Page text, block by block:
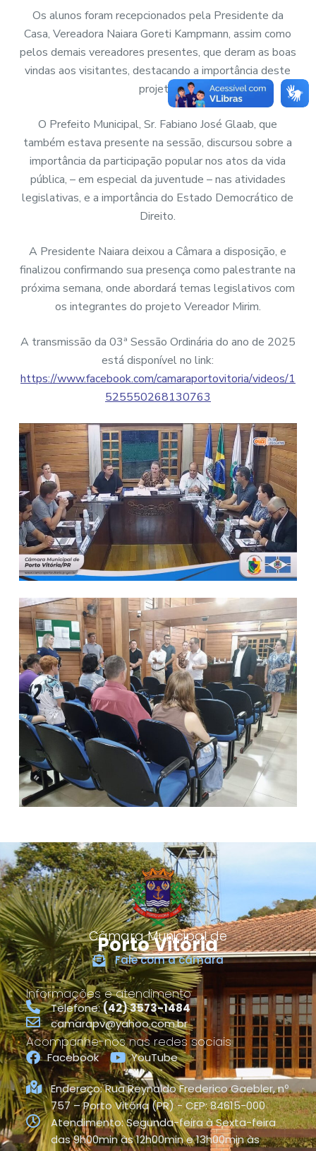
Os alunos foram recepcionados pela Presidente da
Casa, Vereadora Naiara Goreti Kampmann, assim como
pelos demais vereadores presentes, que deram as boas
vindas aos visitantes, destacando a importância deste
projeto.
O Prefeito Municipal, Sr. Fabiano José Glaab, que
também estava presente na sessão, discursou sobre a
importância da participação popular nos atos da vida
pública, – em especial da juventude – nas atividades
legislativas, e a importância do Estado Democrático de
Direito.
A Presidente Naiara deixou a Câmara a disposição, e
finalizou confirmando sua presença como palestrante na
próxima semana, onde abordará temas legislativos com
os integrantes do projeto Vereador Mirim.
A transmissão da 03ª Sessão Ordinária do ano de 2025
está disponível no link:
https://www.facebook.com/camaraportovitoria/videos/1
525550268130763
Câmara Municipal de
Porto Vitória
Fale com a câmara
Informações e atendimento
Telefone:(42) 3573-1484
camarapv@yahoo.com.br
Acompanhe-nos nas redes sociais
Facebook YouTube
Endereço: Rua Reynaldo Frederico Gaebler, nº
757 – Porto Vitória (PR) - CEP: 84615-000
Atendimento: Segunda-feira à Sexta-feira
das 9h00min às 12h00min e 13h00min às